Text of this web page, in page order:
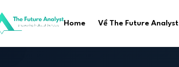
Home Về The Future Analyst